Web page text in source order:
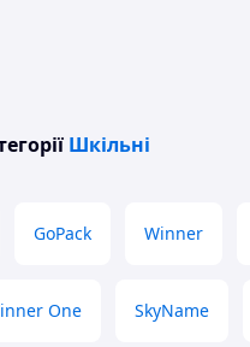
Шкільні
GoPack Winner
One SkyName